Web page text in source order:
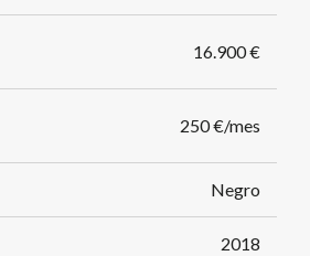
16.900 €
250 €/mes
Negro
2018